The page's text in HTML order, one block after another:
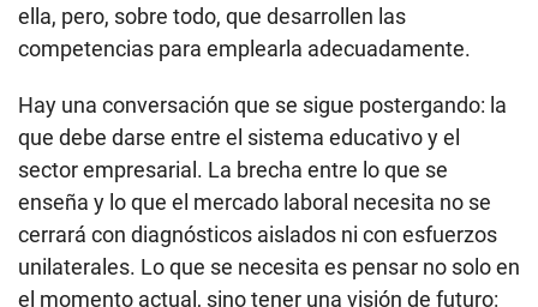
ella, pero, sobre todo, que desarrollen las
competencias para emplearla adecuadamente.
Hay una conversación que se sigue postergando: la
que debe darse entre el sistema educativo y el
sector empresarial. La brecha entre lo que se
enseña y lo que el mercado laboral necesita no se
cerrará con diagnósticos aislados ni con esfuerzos
unilaterales. Lo que se necesita es pensar no solo en
el momento actual, sino tener una visión de futuro: